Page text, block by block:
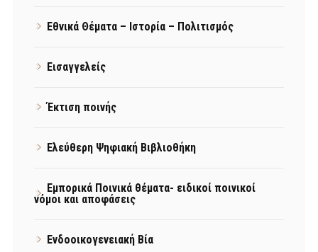
Εθνικά Θέματα – Ιστορία – Πολιτισμός
Εισαγγελείς
Έκτιση ποινής
Ελεύθερη Ψηφιακή Βιβλιοθήκη
Εμπορικά Ποινικά θέματα- ειδικοί ποινικοί
νόμοι και αποφάσεις
Ενδοοικογενειακή Βία